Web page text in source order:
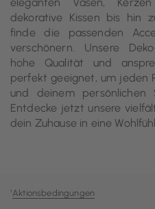
dekorative Kissen bis hin
finde die passenden
verschönern. Unsere
hohe Qualität und
perfekt geeignet, um jeden
und deinem persönlichen
Entdecke jetzt unsere
dein Zuhause in eine
¹Aktionsbedingungen